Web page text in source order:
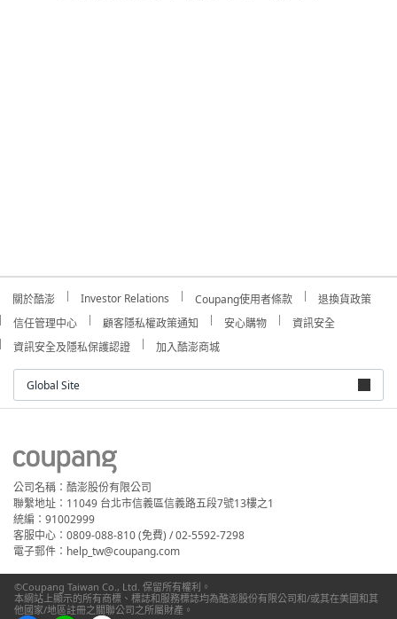
關於酷澎 Investor Relations Coupang使用者條款
退換貨政策
信任管理中心
顧客隱私權政策通知 安心購物
資訊安全
資訊安全及隱私保護認證
加入酷澎商城
Global Site
公司名稱：酷澎股份有限公司
聯繫地址：11049 台北市信義區信義路五段7號13樓之1
統編：91002999
客服中心：0809-088-810 (免費) / 02-5592-7298
電子郵件：help_tw@coupang.com
©Coupang Taiwan Co., Ltd. 保留所有權利。
本網站上顯示的所有商標、標誌和服務標誌均為酷澎股份有限公司和/或其在美國和其
他國家/地區註冊之關聯公司之所屬財產。